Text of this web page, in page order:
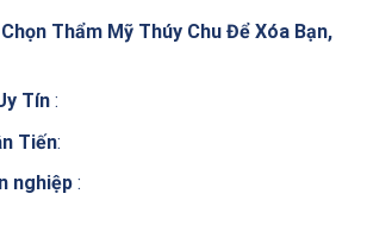
Thẩm Mỹ Thúy Chu Để Xóa Bạn,
Tín:
Tiến:
nghiệp: